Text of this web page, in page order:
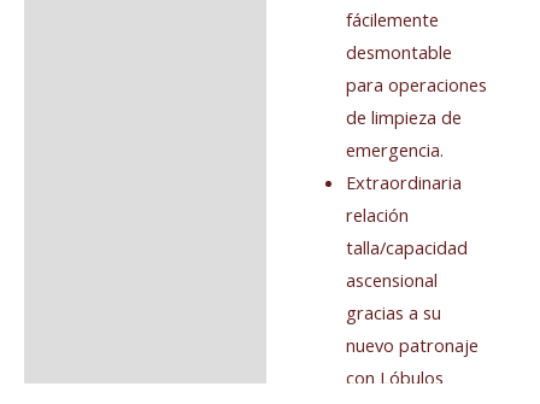
fácilemente
desmontable
para operaciones
de limpieza de
emergencia.
Extraordinaria
relación
talla/capacidad
ascensional
gracias a su
nuevo patronaje
con Lóbulos